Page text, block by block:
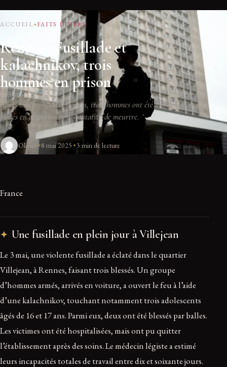
ACCUEIL FAITS DIVERS
Rennes : Fusillade et
kalachnikov, trois
hommes en prison
Après une fusillade à Rennes, trois hommes ont été mis en examen et
placés en détention pour tentative de meurtre.
Olivier 8 mai 2025 3 min de lecture
France
Une fusillade en plein jour à Villejean
Le 3 mai, une violente fusillade a éclaté dans le quartier
Villejean, à Rennes, faisant trois blessés. Un groupe
d’hommes armés, arrivés en voiture, a ouvert le feu à l’aide
d’une kalachnikov, touchant notamment trois adolescents
âgés de 16 et 17 ans. Parmi eux, deux ont été blessés par balles.
Les victimes ont été hospitalisées, mais ont pu quitter
l’établissement après des soins. Le médecin légiste a estimé
leurs incapacités totales de travail entre dix et soixante jours.